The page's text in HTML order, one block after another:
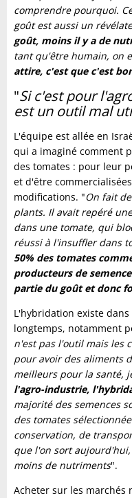
comprendre pourquoi.
goût est aussi un
goût, moins il y a de
tant qu'être humain, on
attire, c'est que c'est
"Si c'est pour
est un outil mal
L'équipe est allée en
qui a imaginé comment
des tomates : pour leur
et d'être
modifications. "On fait
plants. Il avait repéré
dans une tomate, qui
réussi à l'insuffler dans
50% des tomates
producteurs de
partie du goût et donc
L'hybridation existe
longtemps, notamment
n'est pas l'outil mais les
pour avoir des aliments
meilleurs pour la santé,
l'agro-industrie,
majorité des semences
des tomates
conservation, de
que l'on sort
moins de nutriments".
Acheter sur les marchés